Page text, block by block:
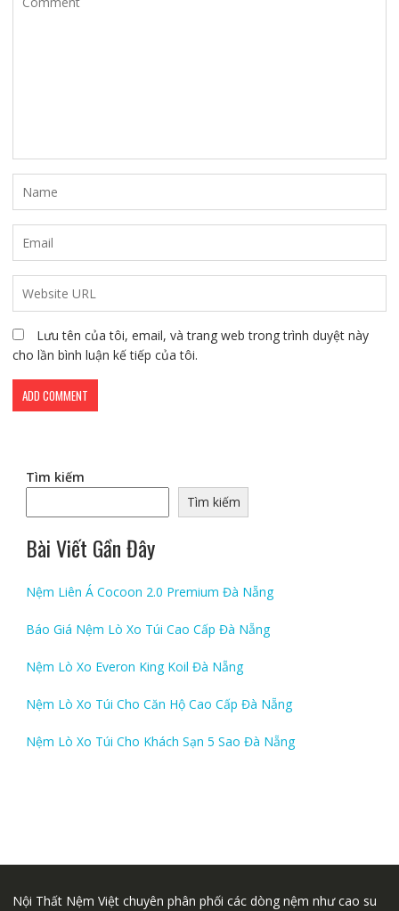
Lưu tên của tôi, email, và trang web trong trình duyệt này
cho lần bình luận kế tiếp của tôi.
Tìm kiếm
Tìm kiếm
Bài Viết Gần Đây
Nệm Liên Á Cocoon 2.0 Premium Đà Nẵng
Báo Giá Nệm Lò Xo Túi Cao Cấp Đà Nẵng
Nệm Lò Xo Everon King Koil Đà Nẵng
Nệm Lò Xo Túi Cho Căn Hộ Cao Cấp Đà Nẵng
Nệm Lò Xo Túi Cho Khách Sạn 5 Sao Đà Nẵng
Nội Thất Nệm Việt chuyên phân phối các dòng nệm như cao su